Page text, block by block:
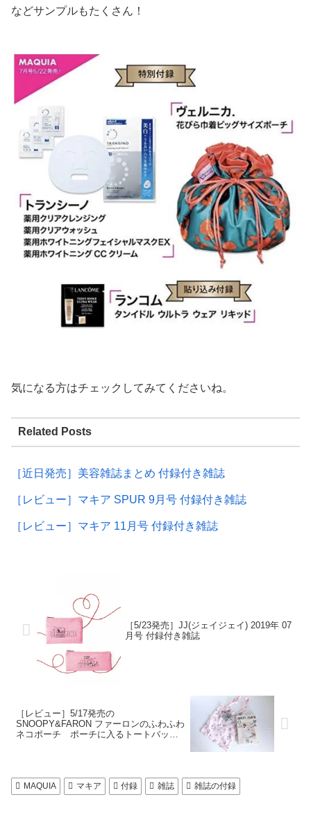
などサンプルもたくさん！
気になる方はチェックしてみてくださいね。
Related Posts
［近日発売］美容雑誌まとめ 付録付き雑誌
［レビュー］マキア SPUR 9月号 付録付き雑誌
［レビュー］マキア 11月号 付録付き雑誌
［5/23発売］JJ(ジェイジェイ) 2019年 07
月号 付録付き雑誌
［レビュー］5/17発売の
SNOOPY&FARON ファーロンのふわふわ
ネコポーチ ポーチに入るトートバッグ
MAQUIA マキア 付録 雑誌 雑誌の付録